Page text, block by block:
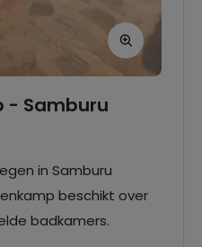
- Samburu
in Samburu
beschikt over
badkamers.